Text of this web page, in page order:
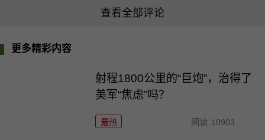
查看全部评论
更多精彩内容
射程1800公里的“巨炮”，治得了
美军“焦虑”吗？
最热 阅读 10903